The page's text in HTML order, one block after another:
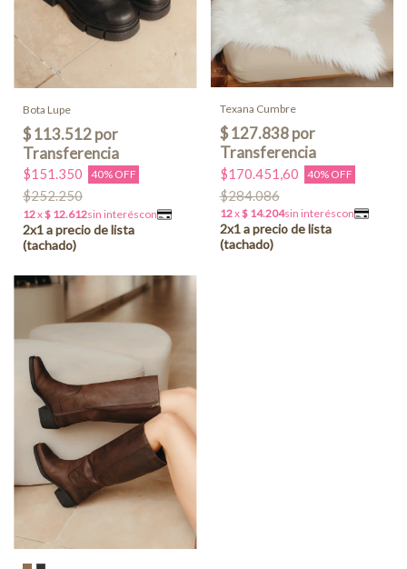
Bota Lupe
$151.350 40% OFF
$252.250
Texana Cumbre
$170.451,60 40% OFF
$284.086